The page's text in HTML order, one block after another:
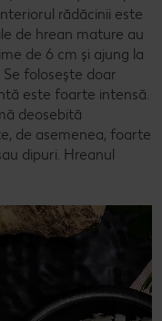
rădăcinii este
de hrean mature au
de 6 cm și ajung la
folosește doar
este foarte intensă.
deosebită
de asemenea, foarte
dipuri. Hreanul